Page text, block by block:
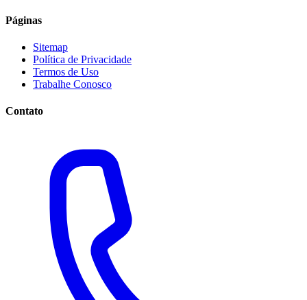
Páginas
Sitemap
Política de Privacidade
Termos de Uso
Trabalhe Conosco
Contato